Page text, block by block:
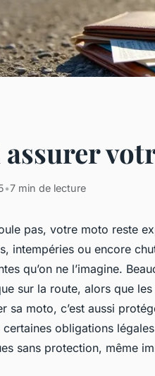
•7 min de lecture
pas, votre moto reste
intempéries ou encore
qu’on ne l’imagine.
sur la route, alors que
sa moto, c’est aussi
obligations
sans protection, même